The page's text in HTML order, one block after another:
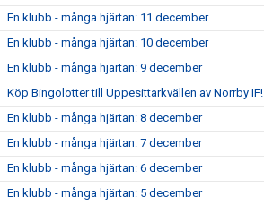
En klubb - många hjärtan: 11 december
En klubb - många hjärtan: 10 december
En klubb - många hjärtan: 9 december
Köp Bingolotter till Uppesittarkvällen av Norrby IF!
En klubb - många hjärtan: 8 december
En klubb - många hjärtan: 7 december
En klubb - många hjärtan: 6 december
En klubb - många hjärtan: 5 december